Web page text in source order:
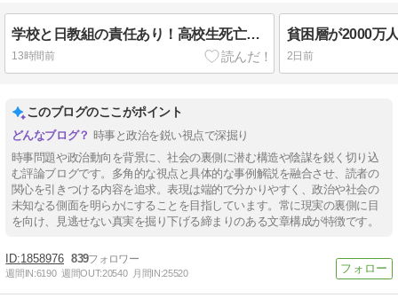
学校と日教組の責任あり！高校生死亡の辺野古抗議船転覆事故！#葛飾区
13時間前 2日前
このブログのここがポイント
時事と政治を鋭い視点で深掘り
時事問題や政治動向を背景に、社会の裏側に潜む構造や陰謀を鋭く切り込
む評論ブログです。多角的な視点と具体的な事例解説を融合させ、読者の
関心を引きつける内容を追求。表現は端的で分かりやすく、政治や社会の
未知なる側面を明らかにすることを目指しています。常に現実の裏側に目
を向け、見逃せない真実を掘り下げる締まりのある文章構成が特徴です。
1858976 839
週間IN:6190 週間OUT:20540 月間IN:25520